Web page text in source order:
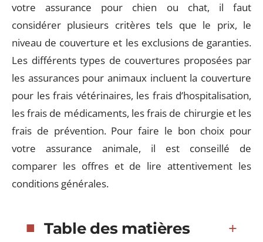
votre assurance pour chien ou chat, il faut
considérer plusieurs critères tels que le prix, le
niveau de couverture et les exclusions de garanties.
Les différents types de couvertures proposées par
les assurances pour animaux incluent la couverture
pour les frais vétérinaires, les frais d’hospitalisation,
les frais de médicaments, les frais de chirurgie et les
frais de prévention. Pour faire le bon choix pour
votre assurance animale, il est conseillé de
comparer les offres et de lire attentivement les
conditions générales.
Table des matières